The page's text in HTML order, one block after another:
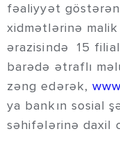
fəaliyyət
xidmətlərinə
ərazisində 15
barədə ətraflı
zəng edərək,
ya bankın sosial
səhifələrinə daxil